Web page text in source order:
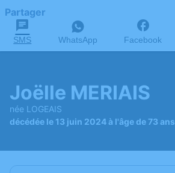
Partager
SMS WhatsApp Facebook
Joëlle MERIAIS
née LOGEAIS
décédée le 13 juin 2024 à l'âge de 73 ans